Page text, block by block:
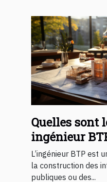
Quelles sont
ingénieur
L’ingénieur BTP est
la construction des
publiques ou des...